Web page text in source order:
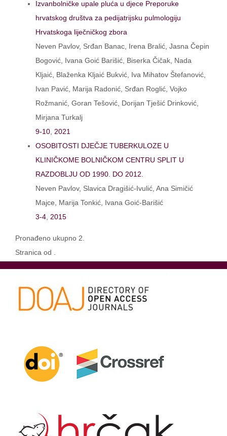
Izvanbolničke upale pluća u djece Preporuke
hrvatskog društva za pedijatrijsku pulmologiju
Hrvatskoga liječničkog zbora
Neven Pavlov, Srđan Banac, Irena Bralić, Jasna Čepin
Bogović, Ivana Goić Barišić, Biserka Čičak, Nada
Kljaić, Blaženka Kljaić Bukvić, Iva Mihatov Štefanović,
Ivan Pavić, Marija Radonić, Srđan Roglić, Vojko
Rožmanić, Goran Tešović, Dorijan Tješić Drinković,
Mirjana Turkalj
9-10 2021
OSOBITOSTI DJEČJE TUBERKULOZE U
KLINIČKOME BOLNIČKOM CENTRU SPLIT U
RAZDOBLJU OD 1990. DO 2012.
Neven Pavlov, Slavica Dragišić-Ivulić, Ana Simičić
Majce, Marija Tonkić, Ivana Goić-Barišić
3-4 2015
Pronađeno ukupno 2.
Stranica od .